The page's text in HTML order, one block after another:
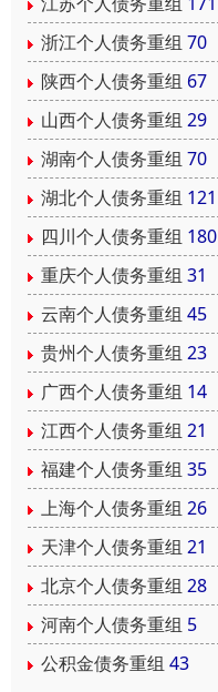
浙江个人债务重组 70
陕西个人债务重组 67
山西个人债务重组 29
湖南个人债务重组 70
湖北个人债务重组 121
四川个人债务重组 180
重庆个人债务重组 31
云南个人债务重组 45
贵州个人债务重组 23
广西个人债务重组 14
江西个人债务重组 21
福建个人债务重组 35
上海个人债务重组 26
天津个人债务重组 21
北京个人债务重组 28
河南个人债务重组 5
公积金债务重组 43